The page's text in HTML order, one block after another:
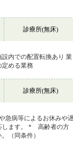
診療所(無床)
内での配置転換あり 業
定める業務
診療所(無床)
病等によるお休みや
します。 * 高齢者の方
（同条件）